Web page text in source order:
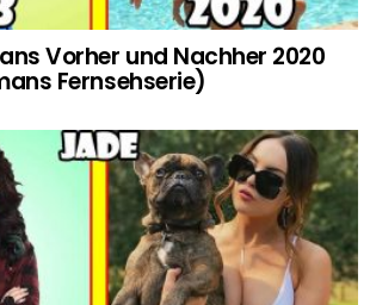
Vorher und Nachher 2020
Fernsehserie)